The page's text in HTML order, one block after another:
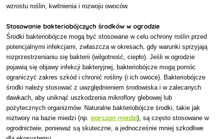
wzrostu roślin, kwitnienia i rozwoju owoców.
Stosowanie bakteriobójczych środków w ogrodzie
Środki bakteriobójcze mogą być stosowane w celu ochrony roślin przed
potencjalnymi infekcjami, zwłaszcza w okresach, gdy warunki sprzyjają
rozprzestrzenianiu się bakterii (wilgotność, ciepło). Jeśli w ogrodzie
pojawią się objawy infekcji bakteryjnej, bakteriobójcze mogą pomóc
ograniczyć zakres szkód i chronić rośliny (i ich owoce). Bakteriobójcze
środki należy stosować z uwzględnieniem środowiska i w zalecanych
dawkach, aby uniknąć uszkodzenia mikroflory glebowej lub
pożytecznych organizmów. Naturalne bakteriobójcze środki, takie jak
roztwory na bazie miedzi (np.siarczan miedzi), są często stosowane w
ogrodnictwie, ponieważ są skuteczne, a jednocześnie mniej szkodliwe